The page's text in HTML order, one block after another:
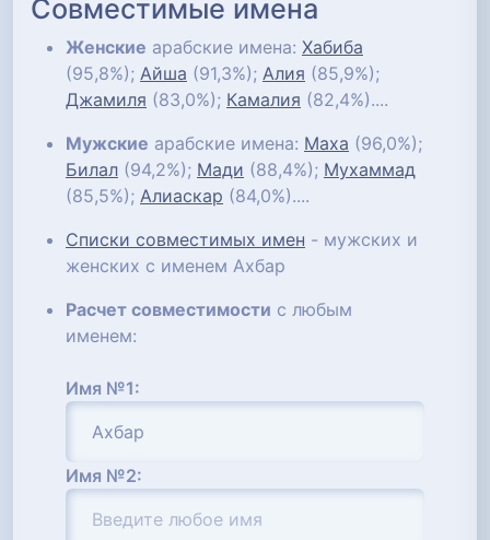
Совместимые имена
Женские арабские имена: Хабиба
(95,8%); Айша (91,3%); Алия (85,9%);
Джамиля (83,0%); Камалия (82,4%)....
Мужские арабские имена: Маха (96,0%);
Билал (94,2%); Мади (88,4%); Мухаммад
(85,5%); Алиаскар (84,0%)....
Списки совместимых имен - мужских и
женских с именем Ахбар
Расчет совместимости с любым
именем:
Имя №1:
Имя №2: